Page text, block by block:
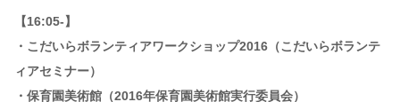
【16:05-】
・こだいらボランティアワークショップ2016（こだいらボランテ
ィアセミナー）
・保育園美術館（2016年保育園美術館実行委員会）